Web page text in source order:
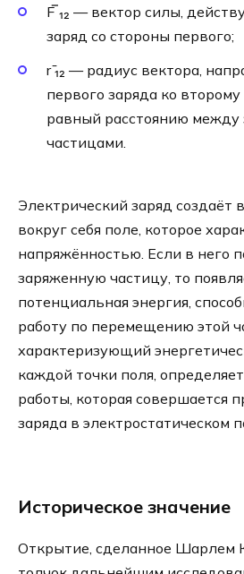
F ̅₁₂ — вектор силы,
заряд со стороны первого;
r ̄₁₂ — радиус вектора,
первого заряда ко
равный расстоянию
частицами.
Электрический заряд создаёт
вокруг себя поле, которое
напряжённостью. Если в него
заряженную частицу, то
потенциальная энергия,
работу по перемещению этой
характеризующий
каждой точки поля,
работы, которая совершается
заряда в электростатическом
Историческое значение
Открытие, сделанное Шарлем